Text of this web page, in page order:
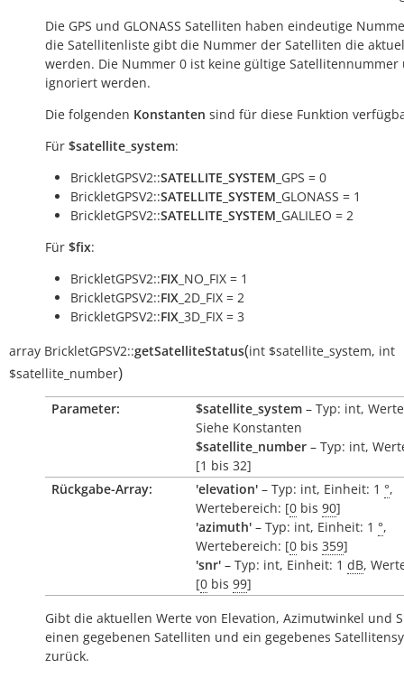
Die GPS und GLONASS Satelliten haben eindeutige
die Satellitenliste gibt die Nummer der Satelliten die
werden. Die Nummer 0 ist keine gültige Satellitennummer
ignoriert werden.
Die folgenden Konstanten sind für diese Funktion
Für $satellite_system:
BrickletGPSV2::SATELLITE_SYSTEM _GPS = 0
BrickletGPSV2::SATELLITE_SYSTEM _GLONASS = 1
BrickletGPSV2::SATELLITE_SYSTEM _GALILEO = 2
Für $fix:
BrickletGPSV2::FIX _NO_FIX = 1
BrickletGPSV2::FIX _2D_FIX = 2
BrickletGPSV2::FIX _3D_FIX = 3
array BrickletGPSV2::getSatelliteStatus(int $satellite_system, int
$satellite_number)
Parameter: $satellite_system – Typ: int,
Siehe Konstanten
$satellite_number – Typ: int,
[1 bis 32]
Rückgabe-Array:
'elevation' – Typ: int, Einheit: 1 °,
Wertebereich: [0 bis 90]
'azimuth' – Typ: int, Einheit: 1 °,
Wertebereich: [0 bis 359]
'snr' – Typ: int, Einheit: 1 dB,
[0 bis 99]
Gibt die aktuellen Werte von Elevation, Azimutwinkel und
einen gegebenen Satelliten und ein gegebenes
zurück.